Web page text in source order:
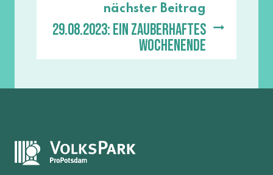
nächster Beitrag
29.08.2023: Ein zauberhaftes
Wochenende